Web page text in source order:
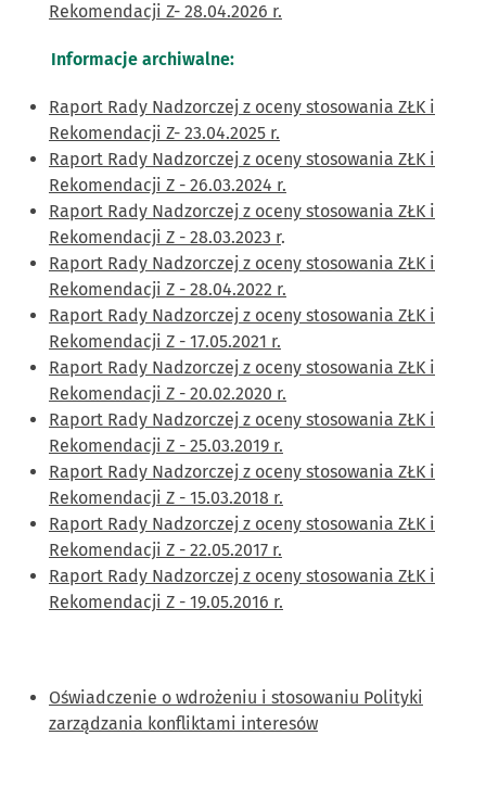
Rekomendacji Z- 28.04.2026 r.
Informacje archiwalne:
Raport Rady Nadzorczej z oceny stosowania ZŁK i
Rekomendacji Z- 23.04.2025 r.
Raport Rady Nadzorczej z oceny stosowania ZŁK i
Rekomendacji Z - 26.03.2024 r.
Raport Rady Nadzorczej z oceny stosowania ZŁK i
Rekomendacji Z - 28.03.2023 r.
Raport Rady Nadzorczej z oceny stosowania ZŁK i
Rekomendacji Z - 28.04.2022 r.
Raport Rady Nadzorczej z oceny stosowania ZŁK i
Rekomendacji Z - 17.05.2021 r.
Raport Rady Nadzorczej z oceny stosowania ZŁK i
Rekomendacji Z - 20.02.2020 r.
Raport Rady Nadzorczej z oceny stosowania ZŁK i
Rekomendacji Z - 25.03.2019 r.
Raport Rady Nadzorczej z oceny stosowania ZŁK i
Rekomendacji Z - 15.03.2018 r.
Raport Rady Nadzorczej z oceny stosowania ZŁK i
Rekomendacji Z - 22.05.2017 r.
Raport Rady Nadzorczej z oceny stosowania ZŁK i
Rekomendacji Z - 19.05.2016 r.
Oświadczenie o wdrożeniu i stosowaniu Polityki
zarządzania konfliktami interesów